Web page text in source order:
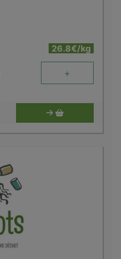
26.8€/kg
+